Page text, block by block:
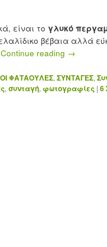
είναι το γλυκό
βέβαια αλλά
Continue reading →
ΟΙ ΦΑΤΑΟΥΛΕΣ, ΣΥΝΤΑΓΕΣ,
, συνταγή, φωτογραφίες | 6